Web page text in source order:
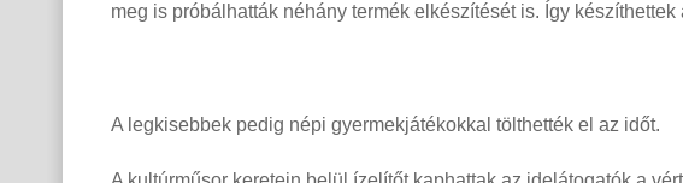
meg is próbálhatták néhány termék elkészítését is. Így
A legkisebbek pedig népi gyermekjátékokkal tölthették el az időt.